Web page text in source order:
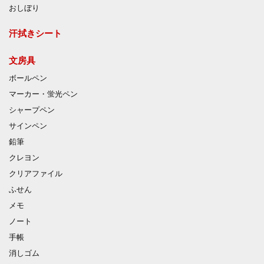
おしぼり
汗拭きシート
文房具
ボールペン
マーカー・蛍光ペン
シャープペン
サインペン
鉛筆
クレヨン
クリアファイル
ふせん
メモ
ノート
手帳
消しゴム